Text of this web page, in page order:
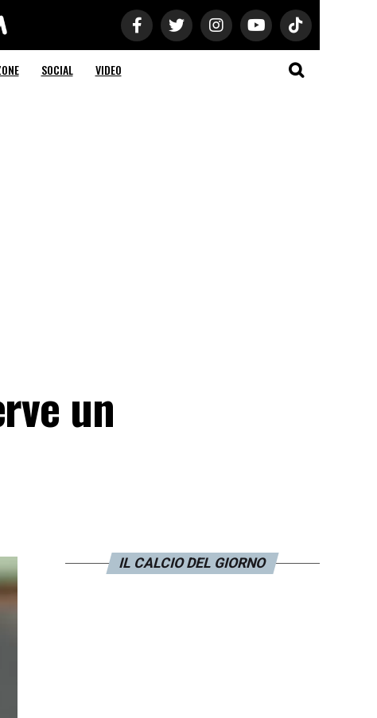
SOCIAL VIDEO
un
IL CALCIO DEL GIORNO